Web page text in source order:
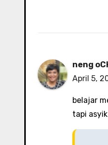
neng
April 5,
belajar
tapi